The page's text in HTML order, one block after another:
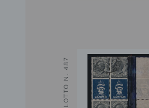
LOTTO N. 487